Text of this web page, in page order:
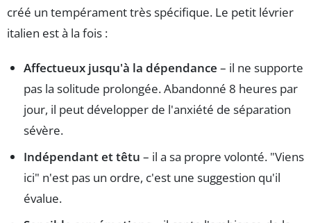
créé un tempérament très spécifique. Le petit lévrier
italien est à la fois :
Affectueux jusqu'à la dépendance – il ne supporte
pas la solitude prolongée. Abandonné 8 heures par
jour, il peut développer de l'anxiété de séparation
sévère.
Indépendant et têtu – il a sa propre volonté. "Viens
ici" n'est pas un ordre, c'est une suggestion qu'il
évalue.